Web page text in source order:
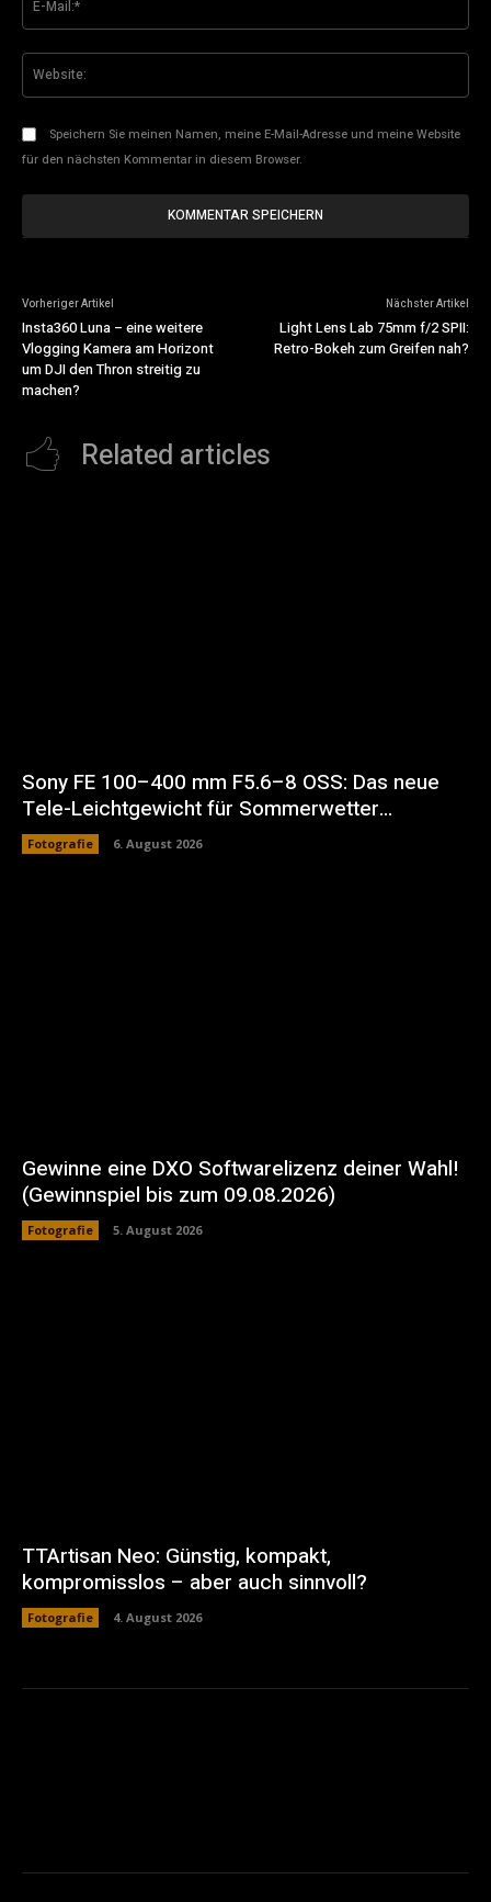
Speichern Sie meinen Namen, meine E-Mail-Adresse und meine Website
für den nächsten Kommentar in diesem Browser.
Vorheriger Artikel
Insta360 Luna – eine weitere
Vlogging Kamera am Horizont
um DJI den Thron streitig zu
machen?
Nächster Artikel
Light Lens Lab 75mm f/2 SPII:
Retro-Bokeh zum Greifen nah?
Related articles
Sony FE 100–400 mm F5.6–8 OSS: Das neue
Tele-Leichtgewicht für Sommerwetter…
Fotografie 6. August 2026
Gewinne eine DXO Softwarelizenz deiner Wahl!
(Gewinnspiel bis zum 09.08.2026)
Fotografie 5. August 2026
TTArtisan Neo: Günstig, kompakt,
kompromisslos – aber auch sinnvoll?
Fotografie 4. August 2026